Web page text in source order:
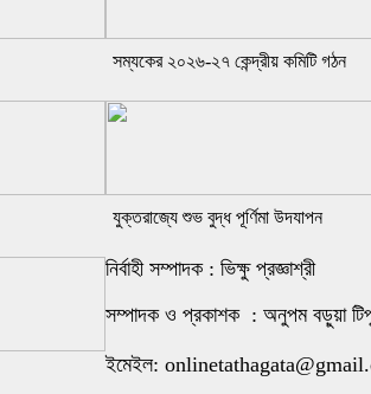
সম্যকের ২০২৬-২৭ কেন্দ্রীয় কমিটি গঠন
যুক্তরাজ্যে শুভ বুদ্ধ পূর্ণিমা উদযাপন
নির্বাহী সম্পাদক : ভিক্ষু প্রজ্ঞাশ্রী
সম্পাদক ও প্রকাশক : অনুপম বড়ুয়া
ইমেইল: